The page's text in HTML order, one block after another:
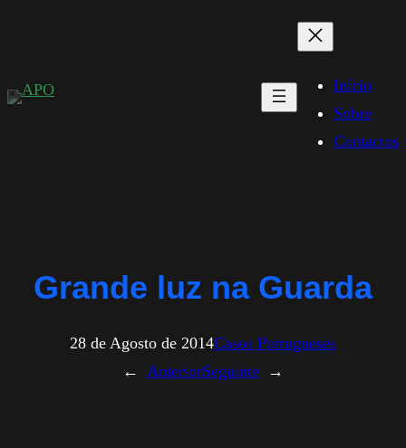
conteúdo
Início
Sobre
Contactos
Grande luz na Guarda
28 de Agosto de 2014Casos Portugueses
←
AnteriorSeguinte →